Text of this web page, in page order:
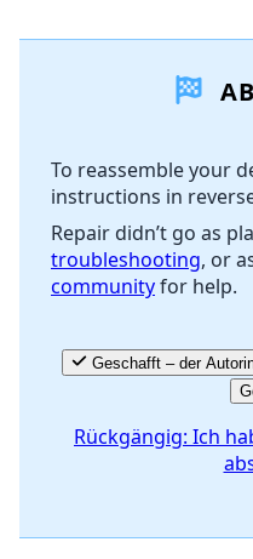
Kommentar
To reassemble your
instructions in
Repair didn’t go as
troubleshooting, or
communityfor help.
Geschafft – der
Rückgängig: Ich